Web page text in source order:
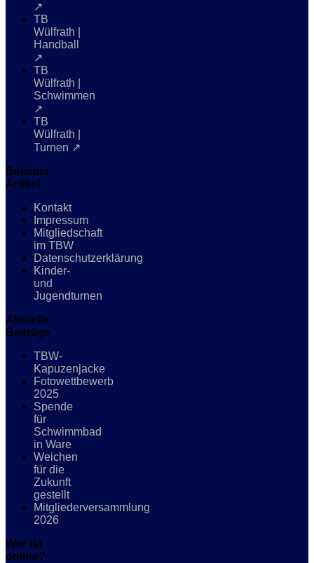
↗
TB
Wülfrath |
Handball
↗
TB
Wülfrath |
Schwimmen
↗
TB
Wülfrath |
Turnen ↗
Beliebte
Artikel
Kontakt
Impressum
Mitgliedschaft
im TBW
Datenschutzerklärung
Kinder-
und
Jugendturnen
Aktuelle
Beiträge
TBW-
Kapuzenjacke
Fotowettbewerb
2025
Spende
für
Schwimmbad
in Ware
Weichen
für die
Zukunft
gestellt
Mitgliederversammlung
2026
Wer ist
online?